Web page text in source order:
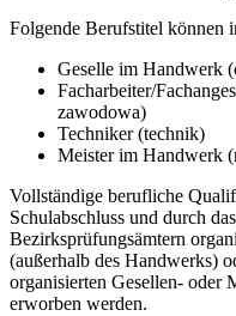
Folgende Berufstitel können
Geselle im Handwerk
Facharbeiter/
zawodowa)
Techniker (technik)
Meister im Handwerk
Vollständige berufliche
Schulabschluss und durch
Bezirksprüfungsämtern
(außerhalb des Handwerks)
organisierten Gesellen- oder
erworben werden.